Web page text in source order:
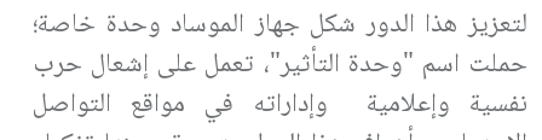
لتعزيز هذا الدور شكل جهاز الموساد وحدة خاصة؛
حملت اسم "وحدة التأثير"، تعمل على إشعال حرب
نفسية وإعلامية وإداراته في مواقع التواصل